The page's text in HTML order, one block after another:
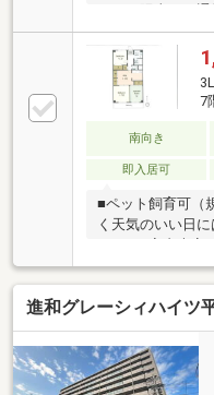
ニーで陽当り・
備充実！ リラッ
7
南向き
即入居可
■ペット飼育可（
く天気のいい日
器交換■ガス栓有
も使用できます
スに交換済み。■
ォーム歴有り（※
戸」「喜連瓜破
があり、お買物や
のお店があります
進和グレーシィハイツ